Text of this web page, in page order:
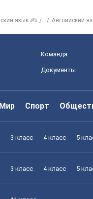
язык ✍ Английский
Команда
Документы
Мир Спорт
3 класс 4 класс 5
3 класс 4 класс 5